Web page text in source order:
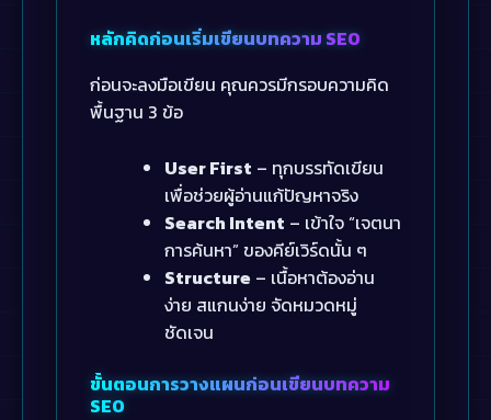
หลักคิดก่อนเริ่มเขียนบทความ SEO
ก่อนจะลงมือเขียน คุณควรมีกรอบความคิด
พื้นฐาน 3 ข้อ
User First – ทุกบรรทัดเขียน
เพื่อช่วยผู้อ่านแก้ปัญหาจริง
Search Intent – เข้าใจ “เจตนา
การค้นหา” ของคีย์เวิร์ดนั้น ๆ
Structure – เนื้อหาต้องอ่าน
ง่าย สแกนง่าย จัดหมวดหมู่
ชัดเจน
ขั้นตอนการวางแผนก่อนเขียนบทความ
SEO